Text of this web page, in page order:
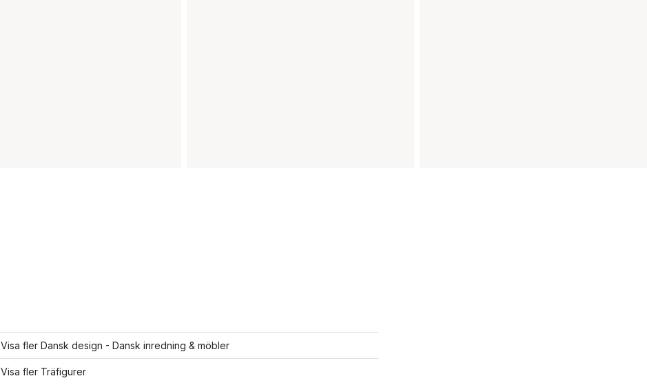
Visa fler Dansk design - Dansk inredning & möbler
Visa fler Träfigurer